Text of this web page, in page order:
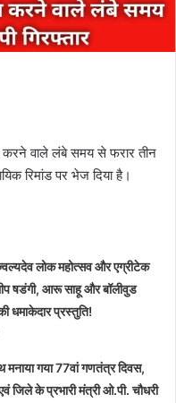
वाले लंबे समय से फरार तीन
रिमांड पर भेज दिया है।
लोक महोत्सव और एग्रीटेक
षडंगी, आरू साहू और बॉलीवुड
धमाकेदार प्रस्तुति!
मनाया गया 77वां गणतंत्र दिवस,
जिले के प्रभारी मंत्री ओ.पी. चौधरी